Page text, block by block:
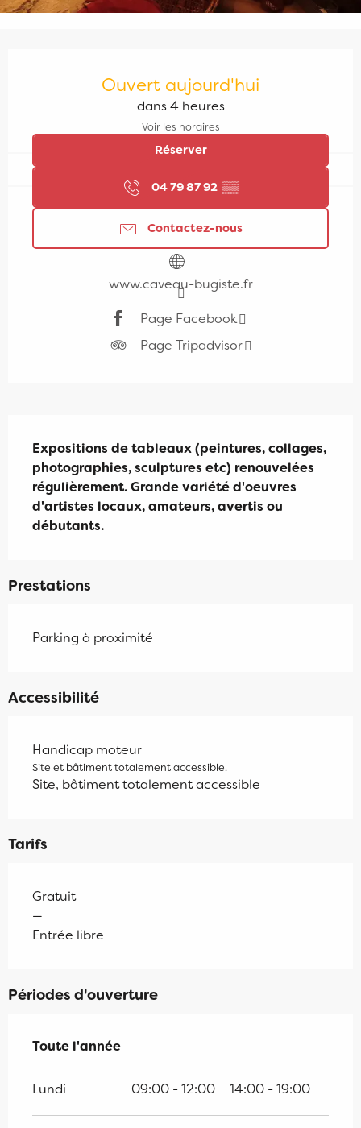
Ouvert aujourd'hui
dans 4 heures
Voir les horaires
Réserver
04 79 87 92 ▒▒
Contactez-nous
www.caveau-bugiste.fr
Page Facebook
Page Tripadvisor
Expositions de tableaux (peintures, collages,
photographies, sculptures etc) renouvelées
régulièrement. Grande variété d'oeuvres
d'artistes locaux, amateurs, avertis ou
débutants.
Prestations
Parking à proximité
Accessibilité
Handicap moteur
Site et bâtiment totalement accessible.
Site, bâtiment totalement accessible
Tarifs
Gratuit
—
Entrée libre
Périodes d'ouverture
Toute l'année
Toute l'année
Lundi 09:00 - 12:00 14:00 - 19:00